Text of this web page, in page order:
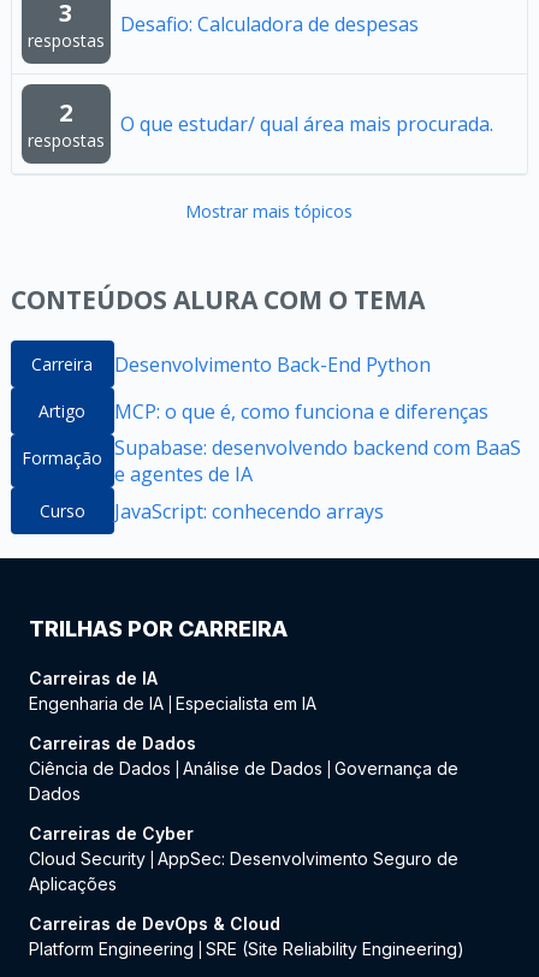
3
respostas
Desafio: Calculadora de despesas
2
respostas
O que estudar/ qual área mais procurada.
Mostrar mais tópicos
CONTEÚDOS ALURA COM O TEMA
Carreira Desenvolvimento Back-End Python
Artigo MCP: o que é, como funciona e diferenças
Formação Supabase: desenvolvendo backend com BaaS
e agentes de IA
Curso JavaScript: conhecendo arrays
TRILHAS POR CARREIRA
Carreiras de IA
Engenharia de IA Especialista em IA
Carreiras de Dados
Ciência de Dados
Análise de Dados
Governança de
Dados
Carreiras de Cyber
Cloud Security AppSec: Desenvolvimento Seguro de
Aplicações
Carreiras de DevOps & Cloud
Platform Engineering
SRE (Site Reliability Engineering)